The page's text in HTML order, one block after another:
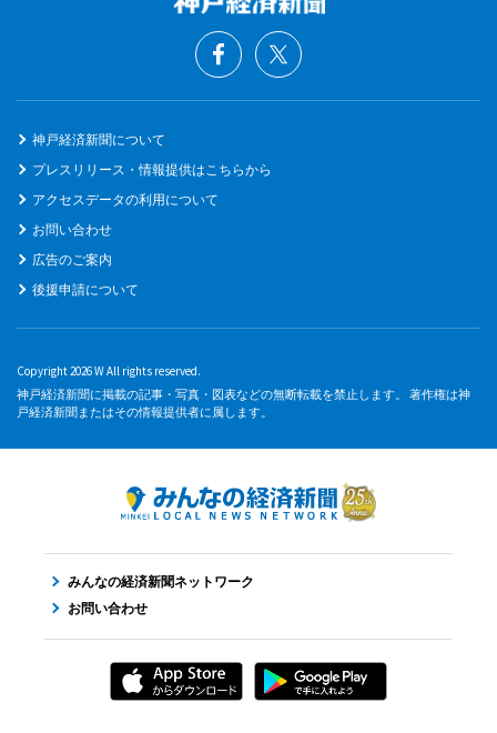
神戸経済新聞について
プレスリリース・情報提供はこちらから
アクセスデータの利用について
お問い合わせ
広告のご案内
後援申請について
Copyright 2026 W All rights reserved.
神戸経済新聞に掲載の記事・写真・図表などの無断転載を禁止します。 著作権は神
戸経済新聞またはその情報提供者に属します。
みんなの経済新聞ネットワーク
お問い合わせ